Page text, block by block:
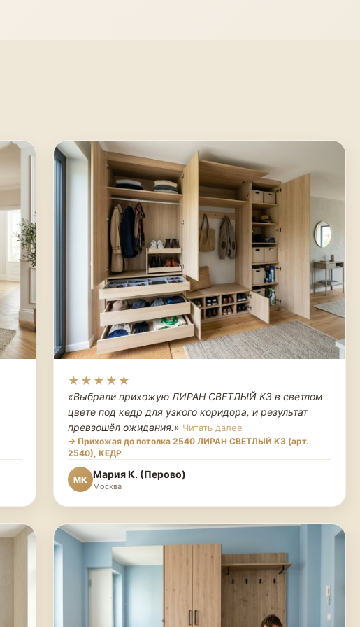
★★★★★
«Выбрали прихожую ЛИРАН СВЕТЛЫЙ К3 в светлом
цвете под кедр для узкого коридора, и результат
превзошёл ожидания.» Читать далее
→ Прихожая до потолка 2540 ЛИРАН СВЕТЛЫЙ К3 (арт.
2540), КЕДР
МК Мария К. (Перово)
Москва